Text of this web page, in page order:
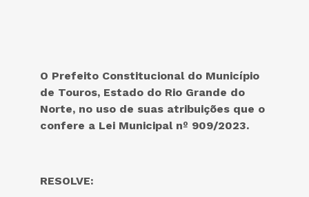
O Prefeito Constitucional do Município
de Touros, Estado do Rio Grande do
Norte, no uso de suas atribuições que o
confere a Lei Municipal nº 909/2023.
RESOLVE: